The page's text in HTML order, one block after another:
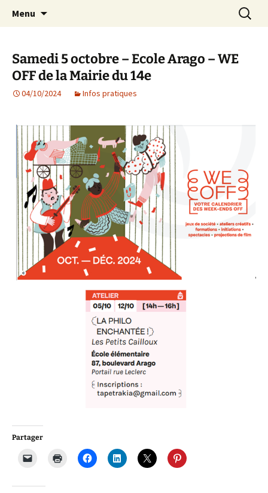
AIP Paris 14 – Association
Indépendante des Parents
d'élèves depuis 1981
Agit – s'Investit – Participe au service des
enfants du secteur scolaire Dolent-Arago-
Menu
Samedi 5 octobre – Ecole Arago – WE
OFF de la Mairie du 14e
04/10/2024 Infos pratiques
Partager